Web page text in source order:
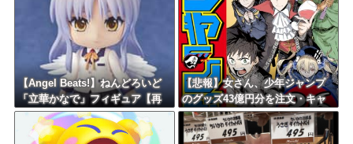
【Angel Beats!】ねんどろいど
「立華かなで」フィギュア【再
販予約開始】
【悲報】女さん、少年ジャンプ
のグッズ43億円分を注文・キャ
ンセルして逮捕されるｗｗｗｗ